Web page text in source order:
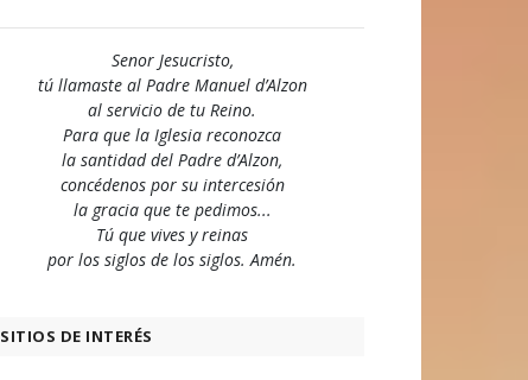
Senor Jesucristo,
tú llamaste al Padre Manuel d’Alzon
al servicio de tu Reino.
Para que la Iglesia reconozca
la santidad del Padre d’Alzon,
concédenos por su intercesión
la gracia que te pedimos...
Tú que vives y reinas
por los siglos de los siglos. Amén.
SITIOS DE INTERÉS